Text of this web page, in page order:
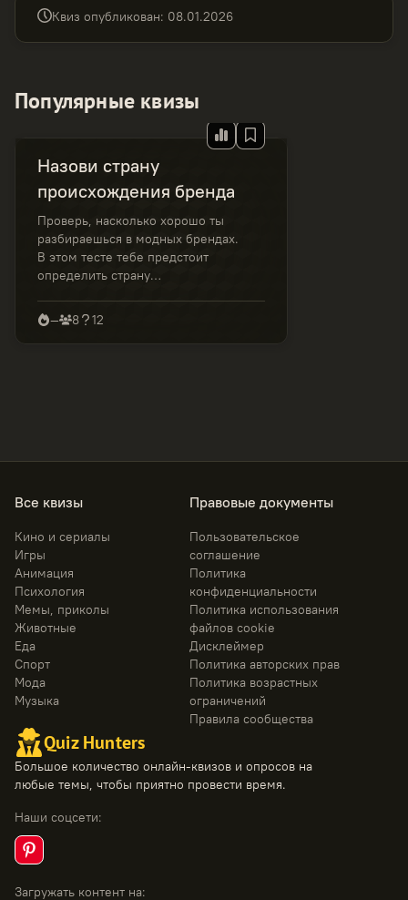
Квиз опубликован: 08.01.2026
Популярные квизы
Назови страну
происхождения бренда
Проверь, насколько хорошо ты
разбираешься в модных брендах.
В этом тесте тебе предстоит
определить страну
одежды, обуви, сумок. Варианты
ответов могут показаться
— 8 12
Quiz Hunters
Большое количество онлайн-квизов и опросов на
любые темы, чтобы приятно провести время.
Наши соцсети:
Загружать контент на:
Все квизы
Кино и сериалы
Игры
Анимация
Психология
Мемы, приколы
Животные
Еда
Спорт
Мода
Музыка
Правовые документы
Пользовательское
соглашение
Политика
конфиденциальности
Политика использования
файлов cookie
Дисклеймер
Политика авторских прав
Политика возрастных
ограничений
Правила сообщества